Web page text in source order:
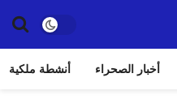
أخبار الصحراء أنشطة ملكية